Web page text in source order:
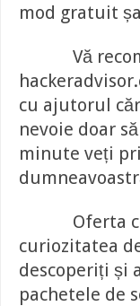
mod gratuit
Vă
cu ajutorul
nevoie doar
minute veți
Oferta
curiozitatea
descoperiți și
pachetele de